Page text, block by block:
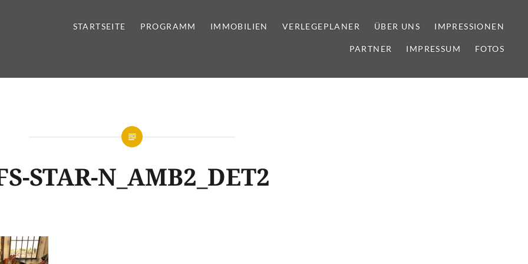
| Sanitär | Immobilien
STARTSEITE PROGRAMM IMMOBILIEN VERLEGEPLANER ÜBER UNS IMPRESSIONEN
PARTNER IMPRESSUM FOTOS
STAR-N_AMB2_DET2